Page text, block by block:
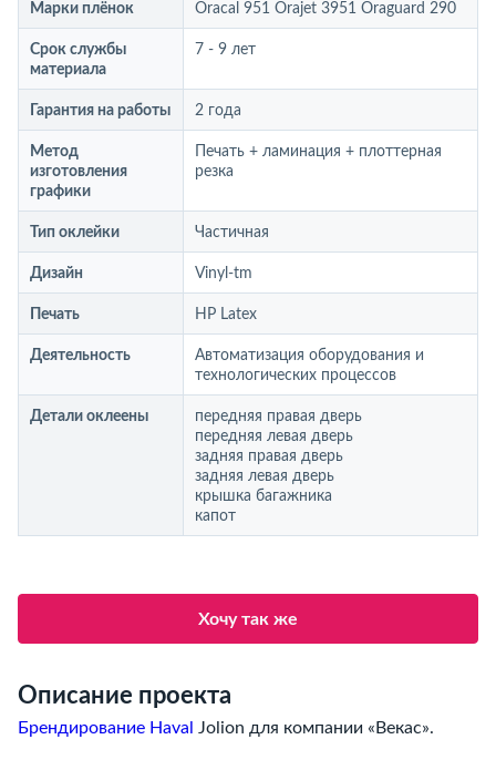
Марки плёнок Oracal 951 Orajet 3951 Oraguard 290
Срок службы
материала
7 - 9 лет
Гарантия на работы 2 года
Метод
изготовления
графики
Печать + ламинация + плоттерная
резка
Тип оклейки Частичная
Дизайн Vinyl-tm
Печать HP Latex
Деятельность
Автоматизация оборудования и
технологических процессов
Детали оклеены
передняя правая дверь
передняя левая дверь
задняя правая дверь
задняя левая дверь
крышка багажника
капот
Хочу так же
Описание проекта
Брендирование Haval Jolion для компании «Векас».